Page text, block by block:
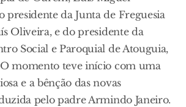
presidente da Junta de Freguesia
Oliveira, e do presidente da
Social e Paroquial de Atouguia,
O momento teve início com uma
e a bênção das novas
pelo padre Armindo Janeiro.